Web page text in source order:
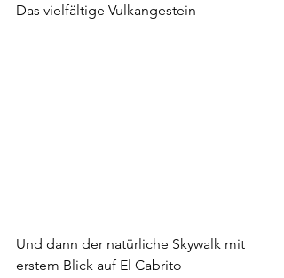
Das vielfältige Vulkangestein
Und dann der natürliche Skywalk mit
erstem Blick auf El Cabrito